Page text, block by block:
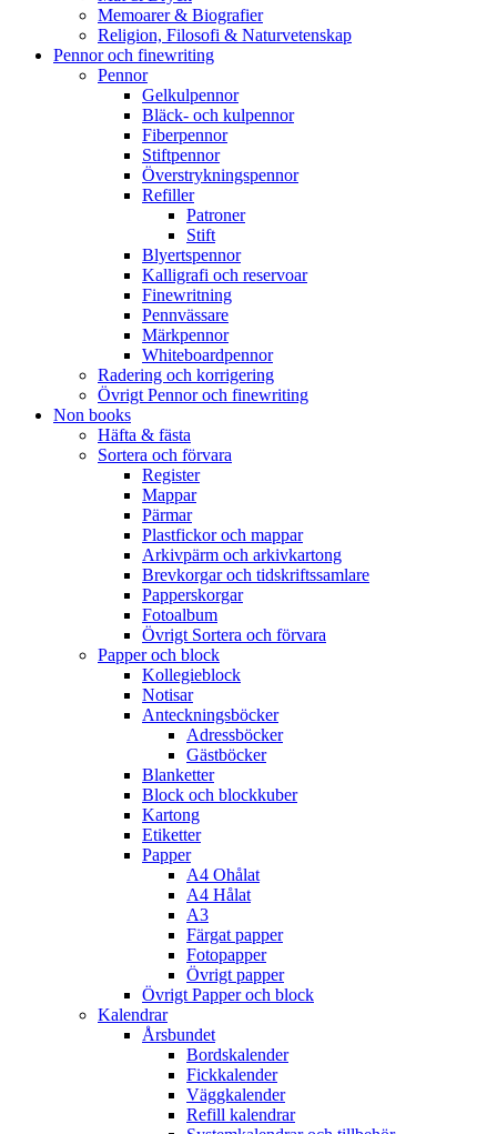
Memoarer & Biografier
Religion, Filosofi & Naturvetenskap
Pennor och finewriting
Pennor
Gelkulpennor
Bläck- och kulpennor
Fiberpennor
Stiftpennor
Överstrykningspennor
Refiller
Patroner
Stift
Blyertspennor
Kalligrafi och reservoar
Finewritning
Pennvässare
Märkpennor
Whiteboardpennor
Radering och korrigering
Övrigt Pennor och finewriting
Non books
Häfta & fästa
Sortera och förvara
Register
Mappar
Pärmar
Plastfickor och mappar
Arkivpärm och arkivkartong
Brevkorgar och tidskriftssamlare
Papperskorgar
Fotoalbum
Övrigt Sortera och förvara
Papper och block
Kollegieblock
Notisar
Anteckningsböcker
Adressböcker
Gästböcker
Blanketter
Block och blockkuber
Kartong
Etiketter
Papper
A4 Ohålat
A4 Hålat
A3
Färgat papper
Fotopapper
Övrigt papper
Övrigt Papper och block
Kalendrar
Årsbundet
Bordskalender
Fickkalender
Väggkalender
Refill kalendrar